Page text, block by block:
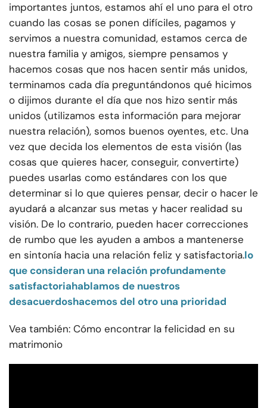
importantes juntos, estamos ahí el uno para el otro
cuando las cosas se ponen difíciles, pagamos y
servimos a nuestra comunidad, estamos cerca de
nuestra familia y amigos, siempre pensamos y
hacemos cosas que nos hacen sentir más unidos,
terminamos cada día preguntándonos qué hicimos
o dijimos durante el día que nos hizo sentir más
unidos (utilizamos esta información para mejorar
nuestra relación), somos buenos oyentes, etc. Una
vez que decida los elementos de esta visión (las
cosas que quieres hacer, conseguir, convertirte)
puedes usarlas como estándares con los que
determinar si lo que quieres pensar, decir o hacer le
ayudará a alcanzar sus metas y hacer realidad su
visión. De lo contrario, pueden hacer correcciones
de rumbo que les ayuden a ambos a mantenerse
en sintonía hacia una relación feliz y satisfactoria.lo
que consideran una relación profundamente
satisfactoriahablamos de nuestros
desacuerdoshacemos del otro una prioridad
Vea también: Cómo encontrar la felicidad en su
matrimonio